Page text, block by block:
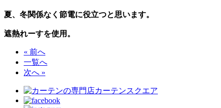
夏、冬関係なく節電に役立つと思います。
遮熱れーすを使用。
« 前へ
一覧へ
次へ »